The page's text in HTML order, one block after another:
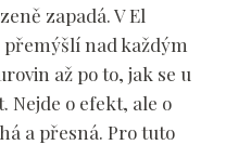
zapadá. V El
přemýšlí nad každým
až po to, jak se u
Nejde o efekt, ale o
a přesná. Pro tuto